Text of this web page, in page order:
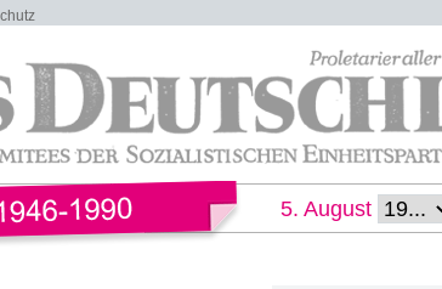
5. August